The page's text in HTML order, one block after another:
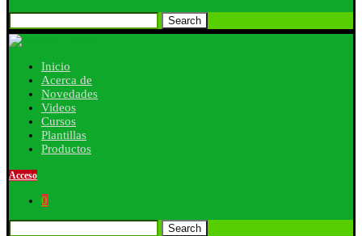
Search
Inicio
Acerca de
Novedades
Videos
Cursos
Plantillas
Productos
Acceso
0
Search